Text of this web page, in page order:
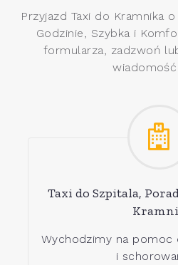
Przyjazd Taxi do Kramnika
Godzinie, Szybka i
formularza, zadzwoń
wiadomość
Taxi do Szpitala,
Wychodzimy na pomoc
i